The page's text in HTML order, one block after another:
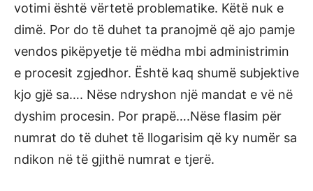
votimi është vërtetë problematike. Këtë nuk e
dimë. Por do të duhet ta pranojmë që ajo pamje
vendos pikëpyetje të mëdha mbi administrimin
e procesit zgjedhor. Është kaq shumë subjektive
kjo gjë sa…. Nëse ndryshon një mandat e vë në
dyshim procesin. Por prapë….Nëse flasim për
numrat do të duhet të llogarisim që ky numër sa
ndikon në të gjithë numrat e tjerë.